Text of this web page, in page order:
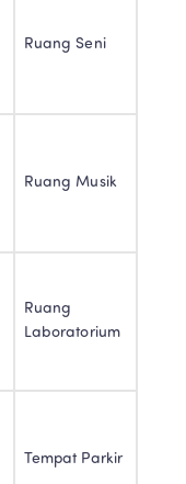
Ruang Seni
Ruang Musik
Ruang
Laboratorium
Tempat Parkir